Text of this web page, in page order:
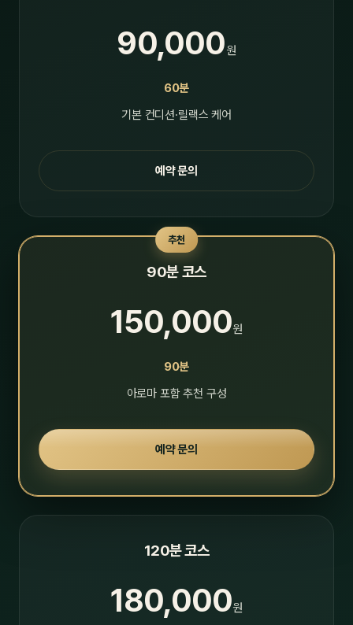
90,000원
60분
기본 컨디션·릴랙스 케어
예약 문의
추천
90분 코스
150,000원
90분
아로마 포함 추천 구성
예약 문의
120분 코스
180,000원